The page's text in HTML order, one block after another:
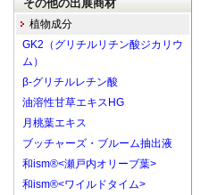
その他の出展商材
植物成分
GK2（グリチルリチン酸ジカリウ
ム）
β-グリチルレチン酸
油溶性甘草エキスHG
月桃葉エキス
ブッチャーズ・ブルーム抽出液
和ism®<瀬戸内オリーブ葉>
和ism®<ワイルドタイム>